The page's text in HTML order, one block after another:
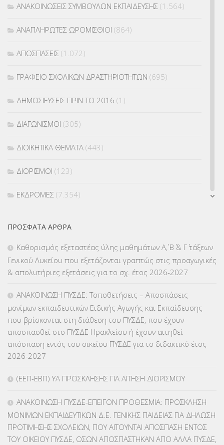
ΑΝΑΚΟΙΝΩΣΕΙΣ ΣΥΜΒΟΥΛΩΝ ΕΚΠΑΙΔΕΥΣΗΣ (1.564)
ΑΝΑΠΛΗΡΩΤΕΣ ΩΡΟΜΙΣΘΙΟΙ (864)
ΑΠΟΣΠΑΣΕΙΣ (1.072)
ΓΡΑΦΕΙΟ ΣΧΟΛΙΚΩΝ ΔΡΑΣΤΗΡΙΟΤΗΤΩΝ (695)
ΔΗΜΟΣΙΕΥΣΕΙΣ ΠΡΙΝ ΤΟ 2016 (1)
ΔΙΑΓΩΝΙΣΜΟΙ (305)
ΔΙΟΙΚΗΤΙΚΑ ΘΕΜΑΤΑ (443)
ΔΙΟΡΙΣΜΟΙ (123)
ΕΚΔΡΟΜΕΣ (7.354)
ΕΠΙΜΟΡΦΩΣΗ Τ.Π.Ε.(10)
ΚΕΣΥ(60)
ΚΕΣΥΠ(109)
ΚΠγ – ΚΡΑΤΙΚΟ ΠΙΣΤΟΠΟΙΗΤΙΚΟ ΓΛΩΣΣΟΜΑΘΕΙΑΣ
ΚΠπ- ΚΡΑΤΙΚΟ ΠΙΣΤΟΠΟΙΗΤΙΚΟ ΠΛΗΡΟΦΟΡΙΚΗΣ(12)
ΛΟΙΠΑ(309)
ΜΑΘΗΤΕΙΑ(275)
ΠΡΌΣΦΑΤΑ ΆΡΘΡΑ
Καθορισμός εξεταστέας ύλης μαθημάτων Α΄, Β΄ & Γ΄ τάξεων
Γενικού Λυκείου που εξετάζονται γραπτώς στις προαγωγικές
& απολυτήριες εξετάσεις για το σχ. έτος 2026-2027
ΑΝΑΚΟΙΝΩΣΗ ΠΥΣΔΕ: Τοποθετήσεις – Αποσπάσεις
μονίμων εκπαιδευτικών Ειδικής Αγωγής και Εκπαίδευσης
που βρίσκονται στη διάθεση του ΠΥΣΔΕ, που έχουν
αποσπασθεί στο ΠΥΣΔΕ Ηρακλείου ή έχουν αιτηθεί
απόσπαση εντός του οικείου ΠΥΣΔΕ για το διδακτικό έτος
2026-2027
(ΕΕΠ-ΕΒΠ) ΥΑ ΠΡΟΣΚΛΗΣΗΣ ΓΙΑ ΑΙΤΗΣΗ ΔΙΟΡΙΣΜΟΥ
ΑΝΑΚΟΙΝΩΣΗ ΠΥΣΔΕ-ΕΠΕΙΓΟΝ ΠΡΟΘΕΣΜΙΑ: ΠΡΟΣΚΛΗΣΗ
ΜΟΝΙΜΩΝ ΕΚΠΑΙΔΕΥΤΙΚΩΝ Δ.Ε. ΓΕΝΙΚΗΣ ΠΑΙΔΕΙΑΣ ΓΙΑ ΔΗΛΩΣΗ
ΠΡΟΤΙΜΗΣΗΣ ΣΧΟΛΕΙΩΝ, ΠΟΥ ΑΙΤΟΥΝΤΑΙ ΑΠΟΣΠΑΣΗ ΕΝΤΟΣ
ΤΟΥ ΟΙΚΕΙΟΥ ΠΥΣΔΕ, ΟΣΩΝ ΑΠΟΣΠΑΣΤΗΚΑΝ ΑΠΟ ΑΛΛΑ ΠΥΣΔΕ,